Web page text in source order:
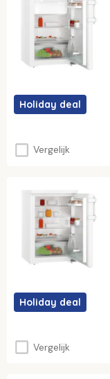
Holiday deal
Vergelijk
Holiday deal
Vergelijk